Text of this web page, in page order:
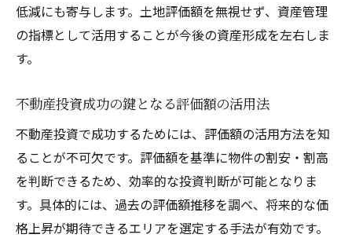
低減にも寄与します。土地評価額を無視せず、資産管理
の指標として活用することが今後の資産形成を左右しま
す。
不動産投資成功の鍵となる評価額の活用法
不動産投資で成功するためには、評価額の活用方法を知
ることが不可欠です。評価額を基準に物件の割安・割高
を判断できるため、効率的な投資判断が可能となりま
す。具体的には、過去の評価額推移を調べ、将来的な価
格上昇が期待できるエリアを選定する手法が有効です。